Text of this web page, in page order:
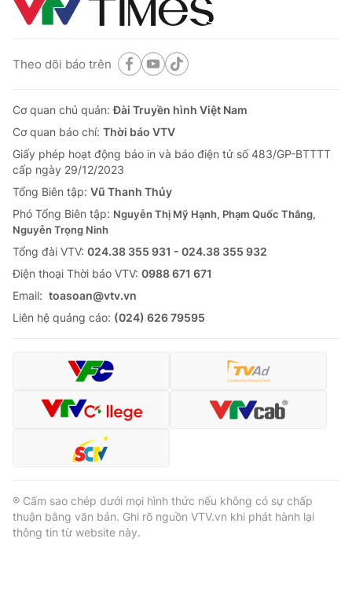
Theo dõi báo trên
Cơ quan chủ quản:Đài Truyền hình Việt Nam
Cơ quan báo chí: Thời báo VTV
Giấy phép hoạt động báo in và báo điện tử số 483/GP-BTTTT
cấp ngày 29/12/2023
Tổng Biên tập: Vũ Thanh Thủy
Phó Tổng Biên tập: Nguyễn Thị Mỹ Hạnh, Phạm Quốc Thắng,
Nguyễn Trọng Ninh
Tổng đài VTV: 024.38 355 931 - 024.38 355 932
Ðiện thoại Thời báo VTV: 0988 671 671
Email: toasoan@vtv.vn
Liên hệ quảng cáo: (024) 626 79595
® Cấm sao chép dưới mọi hình thức nếu không có sự chấp
thuận bằng văn bản. Ghi rõ nguồn VTV.vn khi phát hành lại
thông tin từ website này.